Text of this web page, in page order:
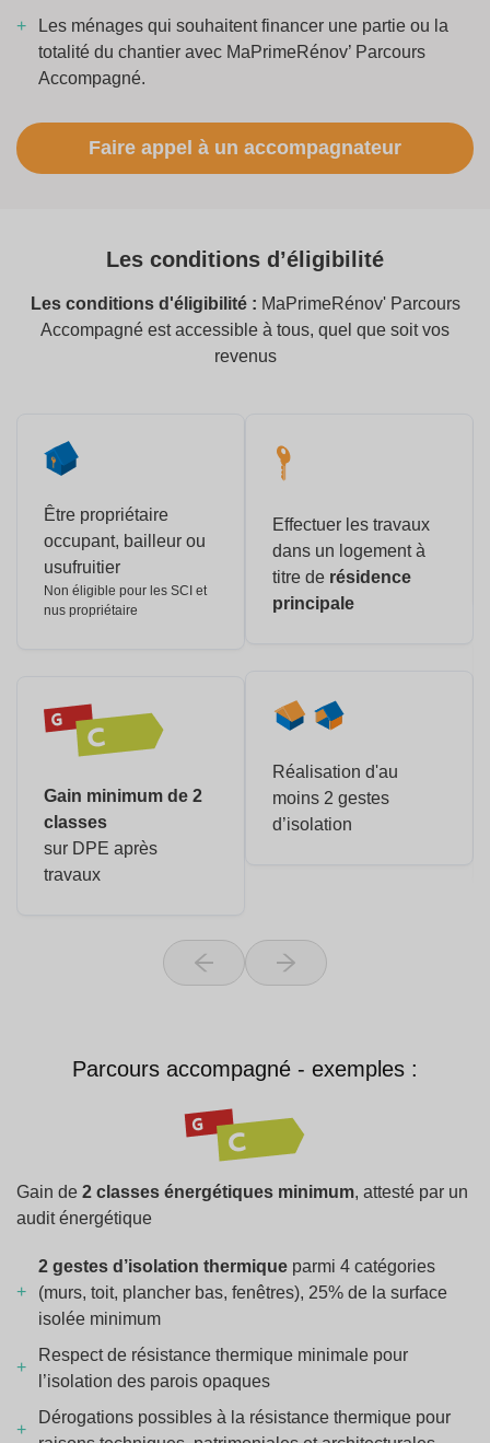
Les ménages qui souhaitent financer une partie ou la
totalité du chantier avec MaPrimeRénov’ Parcours
Accompagné.
Faire appel à un accompagnateur
Les conditions d’éligibilité
Les conditions d'éligibilité : MaPrimeRénov' Parcours
Accompagné est accessible à tous, quel que soit vos
revenus
Être propriétaire
occupant, bailleur ou
usufruitier
Non éligible pour les SCI et
nus propriétaire
Gain minimum de 2
classes
sur DPE après
travaux
Effectuer les travaux
dans un logement à
titre de résidence
principale
Réalisation d'au
moins 2 gestes
d’isolation
Parcours accompagné - exemples :
Gain de 2 classes énergétiques minimum, attesté par un
audit énergétique
2 gestes d’isolation thermique parmi 4 catégories
(murs, toit, plancher bas, fenêtres), 25% de la surface
isolée minimum
Respect de résistance thermique minimale pour
l’isolation des parois opaques
Dérogations possibles à la résistance thermique pour